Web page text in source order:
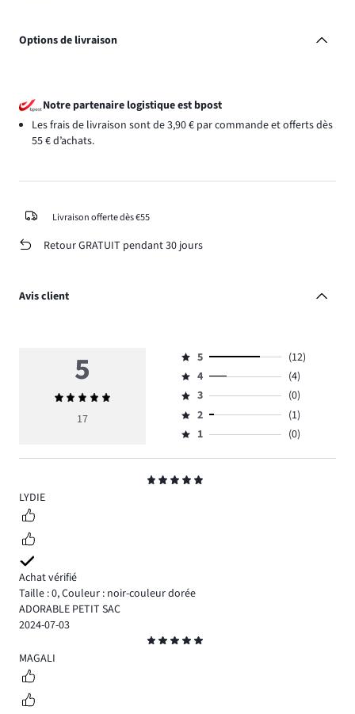
Options de livraison
Notre partenaire logistique est bpost
Les frais de livraison sont de 3,90 € par commande et offerts dès
55 € d’achats.
Livraison offerte dès €55
Retour GRATUIT pendant 30 jours
Avis client
5
LYDIE
Achat vérifié
Taille : 0,Couleur : noir-couleur dorée
ADORABLE PETIT SAC
2024-07-03
5
MAGALI
5
Note
moyenne
17
Note
5,
nombre
de
votes
12.
5
(12)
Note
4,
nombre
de
4.
4
(4)
Note
3,
nombre
0.
3
(0)
Note
2,
votes
2
(1)
Note
1,
nombre
de
1 (0)